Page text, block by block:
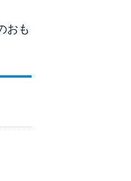
けたい…市役所に
金に悩む人へ街金
利やシステムをカ
？学生がお金を借
おも